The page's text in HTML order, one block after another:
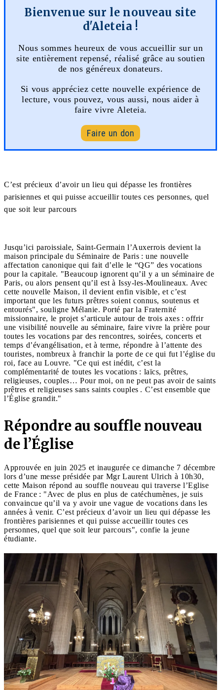
Bienvenue sur le nouveau site
d'Aleteia !
Nous sommes heureux de vous accueillir sur un
site entièrement repensé, réalisé grâce au soutien
de nos généreux donateurs.
Si vous appréciez cette nouvelle expérience de
lecture, vous pouvez, vous aussi, nous aider à
faire vivre Aleteia.
Faire un don
C’est précieux d’avoir un lieu qui dépasse les frontières
parisiennes et qui puisse accueillir toutes ces personnes, quel
que soit leur parcours
Jusqu’ici paroissiale, Saint-Germain l’Auxerrois devient la
maison principale du Séminaire de Paris : une nouvelle
affectation canonique qui fait d’elle le “QG” des vocations
pour la capitale. "Beaucoup ignorent qu’il y a un séminaire de
Paris, ou alors pensent qu’il est à Issy-les-Moulineaux. Avec
cette nouvelle Maison, il devient enfin visible, et c’est
important que les futurs prêtres soient connus, soutenus et
entourés", souligne Mélanie. Porté par la Fraternité
missionnaire, le projet s’articule autour de trois axes : offrir
une visibilité nouvelle au séminaire, faire vivre la prière pour
toutes les vocations par des rencontres, soirées, concerts et
temps d’évangélisation, et à terme, répondre à l’attente des
touristes, nombreux à franchir la porte de ce qui fut l’église du
roi, face au Louvre. "Ce qui est inédit, c’est la
complémentarité de toutes les vocations : laïcs, prêtres,
religieuses, couples… Pour moi, on ne peut pas avoir de saints
prêtres et religieuses sans saints couples . C’est ensemble que
l’Église grandit."
Répondre au souffle nouveau
de l’Église
Approuvée en juin 2025 et inaugurée ce dimanche 7 décembre
lors d’une messe présidée par Mgr Laurent Ulrich à 10h30,
cette Maison répond au souffle nouveau qui traverse l’Eglise
de France : "Avec de plus en plus de catéchumènes, je suis
convaincue qu’il va y avoir une vague de vocations dans les
années à venir. C’est précieux d’avoir un lieu qui dépasse les
frontières parisiennes et qui puisse accueillir toutes ces
personnes, quel que soit leur parcours", confie la jeune
étudiante.